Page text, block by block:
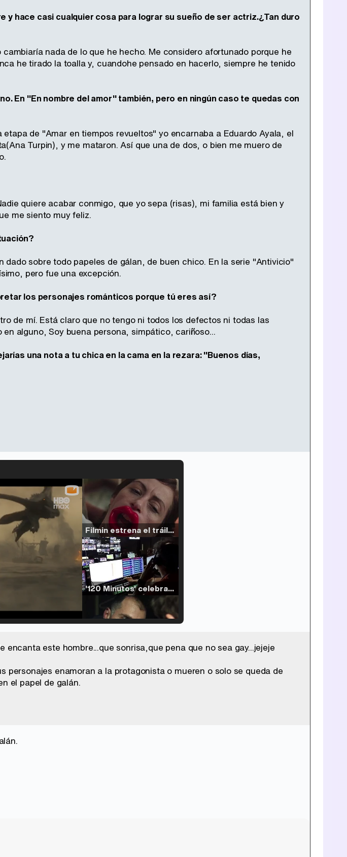
y hace casi cualquier cosa para lograr su sueño de ser actriz.¿Tan duro
nada de lo que he hecho. Me considero afortunado porque he
he tirado la toalla y, cuandohe pensado en hacerlo, siempre he tenido
En "En nombre del amor" también, pero en ningún caso te quedas con
de "Amar en tiempos revueltos" yo encarnaba a Eduardo Ayala, el
Turpin), y me mataron. Así que una de dos, o bien me muero de
quiere acabar conmigo, que yo sepa (risas), mi familia está bien y
me siento muy feliz.
dado sobre todo papeles de gálan, de buen chico. En la serie "Antivicio"
pero fue una excepción.
los personajes románticos porque tú eres así?
de mí. Está claro que no tengo ni todos los defectos ni todas las
alguno, Soy buena persona, simpático, cariñoso...
una nota a tu chica en la cama en la rezara: "Buenos días,
Filmin estrena el tráiler de 'Millennial Mal', su nueva comedia universitaria de la mano de Lorena Iglesias
'120 Minutos' celebra sus 2.000 programas en Telemadrid con un vídeo del día a día en la redacción
Tráiler de '33 días', la nueva serie de Atresplayer con Julián Villagrán y José Manuel Poga
este hombre...que sonrisa,que pena que no sea gay...jejeje
personajes enamoran a la protagonista o mueren o solo se queda de
el papel de galán.